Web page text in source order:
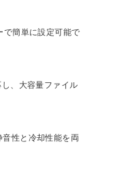
で簡単に設定可能で
、大容量ファイル
性と冷却性能を両